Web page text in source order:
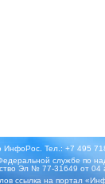
Тел.: +7 495
службе по
Эл № 77-31649 от 04
ссылка на портал